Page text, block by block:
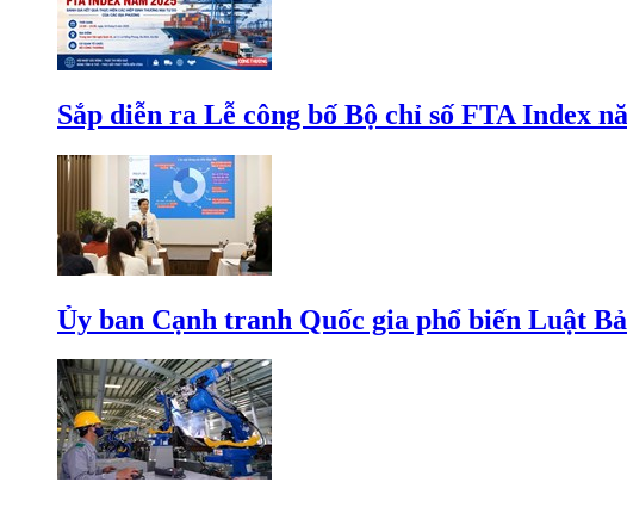
Sắp diễn ra Lễ công bố Bộ chỉ số FTA Index
Ủy ban Cạnh tranh Quốc gia phổ biến Luật